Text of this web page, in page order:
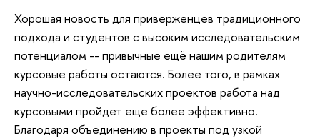
Хорошая новость для приверженцев традиционного
подхода и студентов с высоким исследовательским
потенциалом -- привычные ещё нашим родителям
курсовые работы остаются. Более того, в рамках
научно-исследовательских проектов работа над
курсовыми пройдет еще более эффективно.
Благодаря объединению в проекты под узкой